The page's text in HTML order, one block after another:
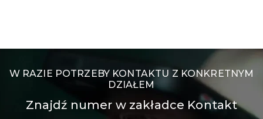
W RAZIE POTRZEBY KONTAKTU Z KONKRETNYM
DZIAŁEM
Znajdź numer w zakładce Kontakt